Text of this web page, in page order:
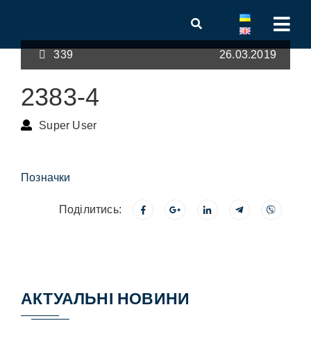
339 26.03.2019
2383-4
Super User
Позначки
Поділитись:
АКТУАЛЬНІ НОВИНИ